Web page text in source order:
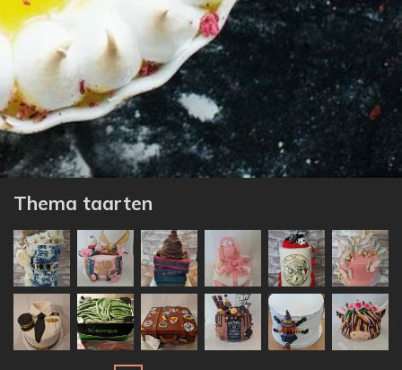
Thema taarten